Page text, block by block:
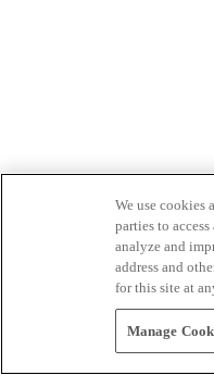
We use cookies
parties to
analyze and
address and
for this site at
Manage